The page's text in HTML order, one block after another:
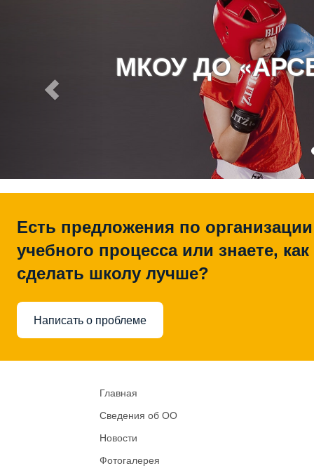
МКОУ ДО
Есть предложения по организации
учебного процесса или знаете, как
сделать школу лучше?
Написать о проблеме
Главная
Сведения об ОО
Новости
Фотогалерея